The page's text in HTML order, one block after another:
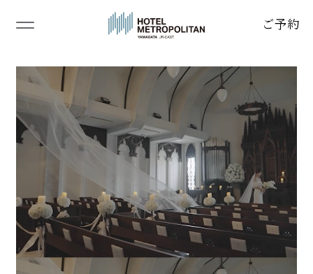
ご予約
TOP
ABOUT 当ホテルの結婚式
CEREMONY&BANQUET 挙式＆披露宴会場
CUISINE 料理
BRIDAL FAIR ブライダルフェア
WEDDING PLAN ウェディングプラン